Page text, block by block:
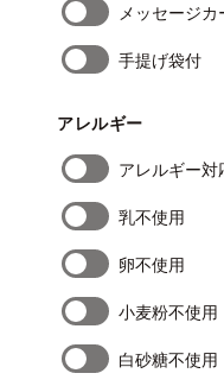
メッセージ
手提げ袋付
アレルギー
アレルギー対
乳不使用
卵不使用
小麦粉不使用
白砂糖不使用